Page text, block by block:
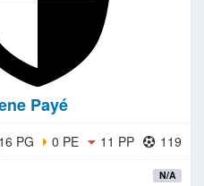
Payé
119
11 PP
0 PE
16 PG
N/A